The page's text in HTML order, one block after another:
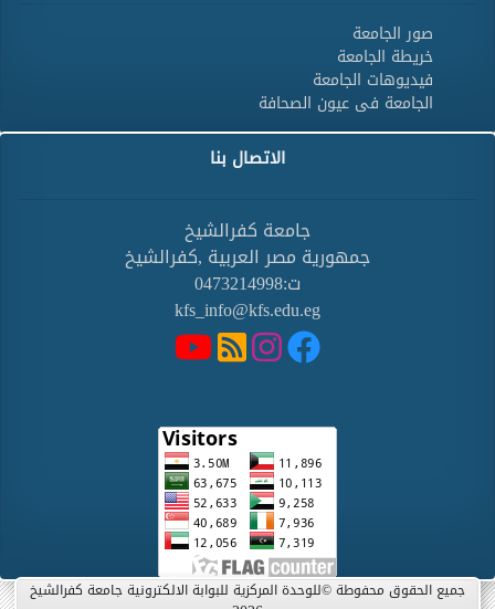
صور الجامعة
خريطة الجامعة
فيديوهات الجامعة
الجامعة فى عيون الصحافة
الاتصال بنا
جامعة كفرالشيخ
جمهورية مصر العربية ,كفرالشيخ
ت:0473214998
kfs_info@kfs.edu.eg
جميع الحقوق محفوطة ©للوحدة المركزية للبوابة الالكترونية جامعة كفرالشيخ